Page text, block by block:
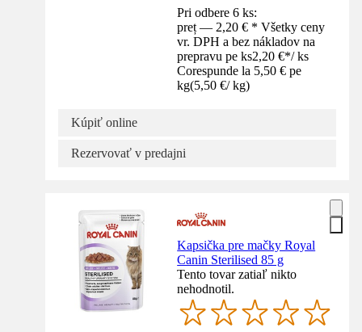
Pri odbere 6 ks:
preț — 2,20 € * Všetky ceny
vr. DPH a bez nákladov na
prepravu pe ks2,20 €*/ ks
Corespunde la 5,50 € pe
kg(5,50 €/ kg)
Kúpiť online
Rezervovať v predajni
Kapsička pre mačky Royal
Canin Sterilised 85 g
Tento tovar zatiaľ nikto
nehodnotil.